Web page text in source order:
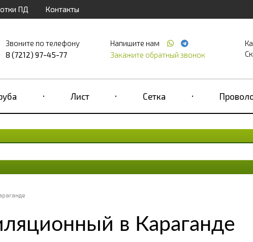
ПД Контакты
Звоните по телефону
8 (7212) 97-45-77
Напишите нам
Закажите обратный звонок
Лист Сетка
в Караганде